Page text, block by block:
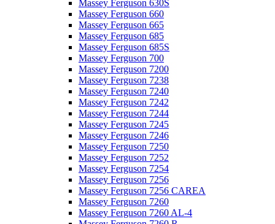
Massey Ferguson 630S
Massey Ferguson 660
Massey Ferguson 665
Massey Ferguson 685
Massey Ferguson 685S
Massey Ferguson 700
Massey Ferguson 7200
Massey Ferguson 7238
Massey Ferguson 7240
Massey Ferguson 7242
Massey Ferguson 7244
Massey Ferguson 7245
Massey Ferguson 7246
Massey Ferguson 7250
Massey Ferguson 7252
Massey Ferguson 7254
Massey Ferguson 7256
Massey Ferguson 7256 CAREA
Massey Ferguson 7260
Massey Ferguson 7260 AL-4